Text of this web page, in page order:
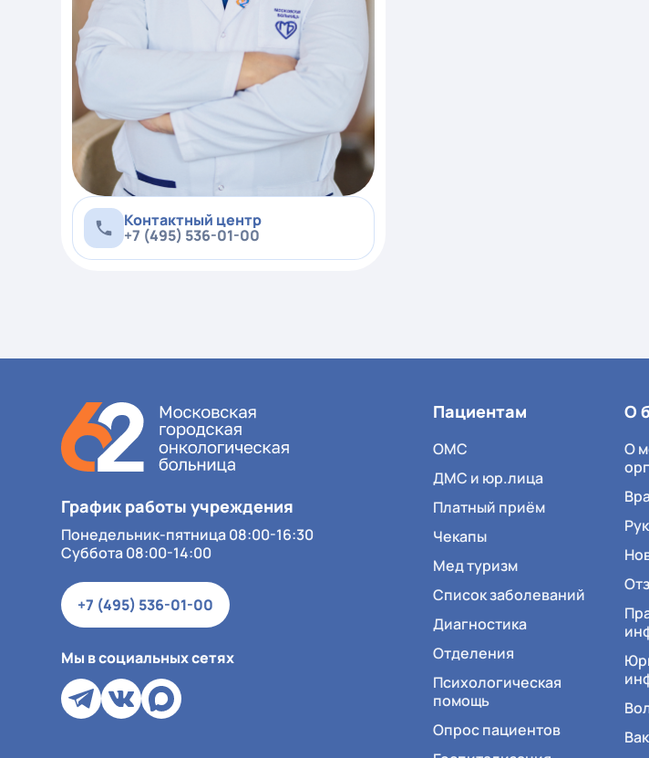
Контактный центр
+7 (495) 536-01-00
График работы учреждения
Понедельник-пятница 08:00-16:30
Суббота 08:00-14:00
+7 (495) 536-01-00
Мы в социальных сетях
Пациентам
ОМС
ДМС и юр.лица
Платный приём
Чекапы
Мед туризм
Список заболеваний
Диагностика
Отделения
Психологическая
помощь
Опрос пациентов
О
О